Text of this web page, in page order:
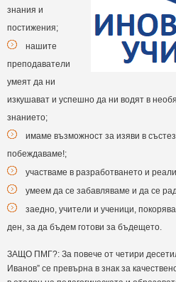
знания и
постижения;
нашите
преподаватели
умеят да ни
изкушават и успешно да ни водят в
знанието;
имаме възможност за изяви в
побеждаваме!;
участваме в разработването и
умеем да се забавляваме и да се
заедно, учители и ученици,
ден, за да бъдем готови за бъдещето.
ЗАЩО ПМГ?: За повече от четири
Иванов” се превърна в знак за